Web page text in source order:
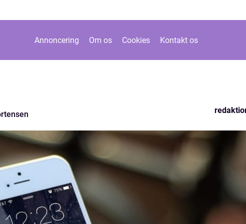
Annoncering Om os Cookies Kontakt os